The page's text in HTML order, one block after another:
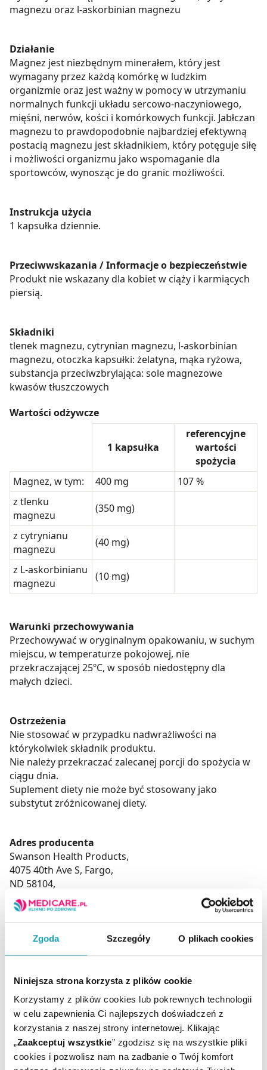
Zgoda Szczegóły O plikach cookies
Niniejsza strona korzysta z plików cookie
Korzystamy z plików cookies lub pokrewnych technologii
w celu zapewnienia Ci najlepszych doświadczeń z
korzystania z naszej strony internetowej. Klikając
„Zaakceptuj wszystkie” zgodzisz się na wszystkie pliki
cookies i pozwolisz nam na zadbanie o Twój komfort
magnezu oraz l-askorbinian magnezu
Działanie
Magnez jest niezbędnym minerałem, który jest
wymagany przez każdą komórkę w ludzkim
organizmie oraz jest ważny w pomocy w utrzymaniu
normalnych funkcji układu sercowo-naczyniowego,
mięśni, nerwów, kości i komórkowych funkcji. Jabłczan
magnezu to prawdopodobnie najbardziej efektywną
postacią magnezu jest składnikiem, który potęguje siłę
i możliwości organizmu jako wspomaganie dla
sportowców, wynosząc je do granic możliwości.
Instrukcja użycia
1 kapsułka dziennie.
Przeciwwskazania / Informacje o bezpieczeństwie
Produkt nie wskazany dla kobiet w ciąży i karmiących
piersią.
Składniki
tlenek magnezu, cytrynian magnezu, l-askorbinian
magnezu, otoczka kapsułki: żelatyna, mąka ryżowa,
substancja przeciwzbrylająca: sole magnezowe
kwasów tłuszczowych
Wartości odżywcze
1 kapsułka
referencyjne
wartości
spożycia
Magnez, w tym:
400 mg
107 %
z tlenku
magnezu
(350 mg)
z cytrynianu
magnezu
(40 mg)
z L-askorbinianu
magnezu
(10 mg)
Warunki przechowywania
Przechowywać w oryginalnym opakowaniu, w suchym
miejscu, w temperaturze pokojowej, nie
przekraczającej 25ºC, w sposób niedostępny dla
małych dzieci.
Ostrzeżenia
Nie stosować w przypadku nadwrażliwości na
którykolwiek składnik produktu.
Nie należy przekraczać zalecanej porcji do spożycia w
ciągu dnia.
Suplement diety nie może być stosowany jako
substytut zróżnicowanej diety.
Adres producenta
Swanson Health Products,
4075 40th Ave S, Fargo,
ND 58104,
Stany Zjednoczone.
www.swansonvitamins.com
ul. Południowa 33a,
Polska,
biuro@swanson.com.pl
Adres dystrybutora